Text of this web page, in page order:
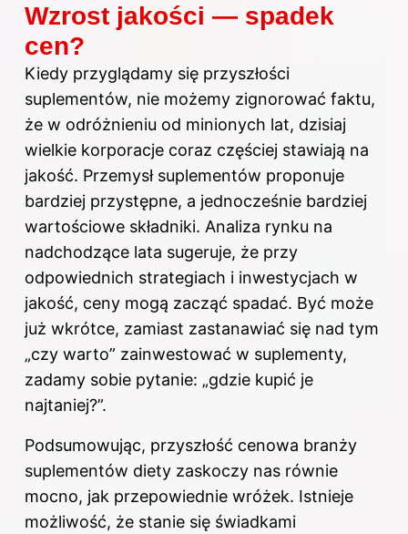
Wzrost jakości — spadek
cen?
Kiedy przyglądamy się przyszłości
suplementów, nie możemy zignorować faktu,
że w odróżnieniu od minionych lat, dzisiaj
wielkie korporacje coraz częściej stawiają na
jakość. Przemysł suplementów proponuje
bardziej przystępne, a jednocześnie bardziej
wartościowe składniki. Analiza rynku na
nadchodzące lata sugeruje, że przy
odpowiednich strategiach i inwestycjach w
jakość, ceny mogą zacząć spadać. Być może
już wkrótce, zamiast zastanawiać się nad tym
„czy warto” zainwestować w suplementy,
zadamy sobie pytanie: „gdzie kupić je
najtaniej?”.
Podsumowując, przyszłość cenowa branży
suplementów diety zaskoczy nas równie
mocno, jak przepowiednie wróżek. Istnieje
możliwość, że stanie się świadkami